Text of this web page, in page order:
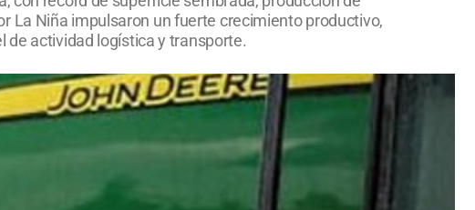
La Niña impulsaron un fuerte crecimiento productivo,
de actividad logística y transporte.